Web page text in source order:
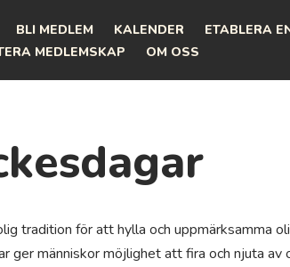
BLI MEDLEM KALENDER ETABLERA
MEDLEMSKAP
OM OSS
tradition för att hylla och uppmärksamma
ger människor möjlighet att fira och njuta